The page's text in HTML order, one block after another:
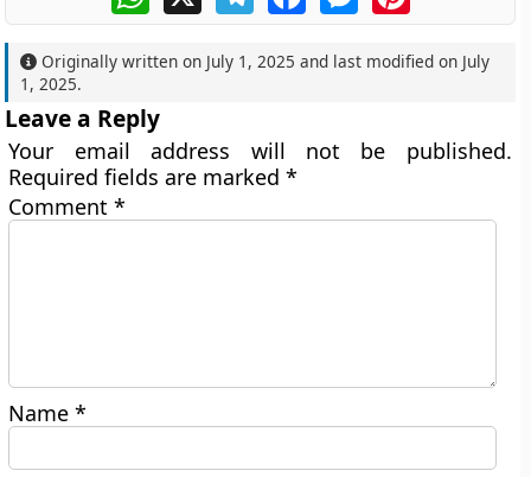
Originally written on July 1, 2025 and last modified on July
1, 2025.
Leave a Reply
Your email address will not be published.
Required fields are marked*
Comment*
Name*